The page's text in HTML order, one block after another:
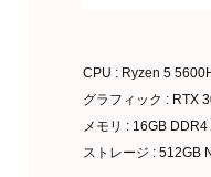
CPU : Ryzen 5
グラフィック : RTX
メモリ : 16GB DDR4
ストレージ : 512GB